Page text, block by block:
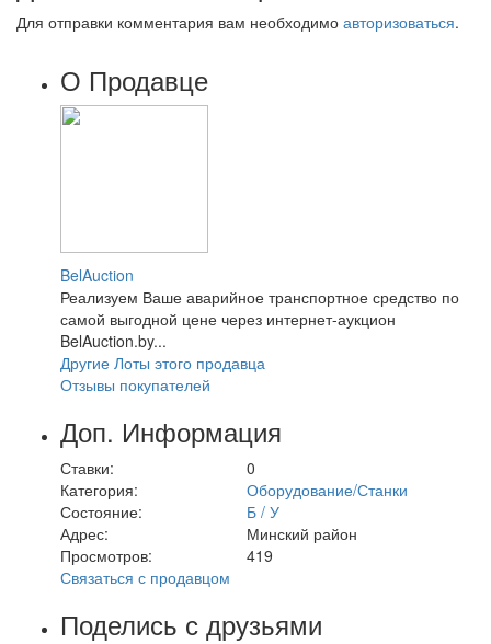
Для отправки комментария вам необходимо авторизоваться.
О Продавце
BelAuction
Реализуем Ваше аварийное транспортное средство по
самой выгодной цене через интернет-аукцион
BelAuction.by...
Другие Лоты этого продавца
Отзывы покупателей
Доп. Информация
Ставки:
0
Категория:
Оборудование/Станки
Состояние:
Б / У
Адрес:
Минский район
Просмотров:
419
Связаться с продавцом
Поделись с друзьями